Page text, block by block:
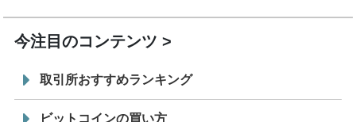
今注目のコンテンツ
取引所おすすめランキング
ビットコインの買い方